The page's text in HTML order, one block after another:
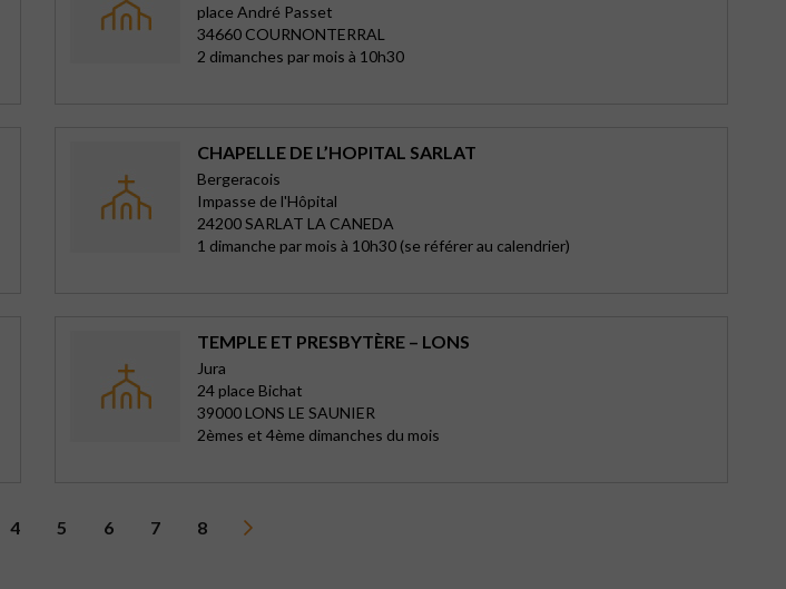
place André Passet
34660 COURNONTERRAL
2 dimanches par mois à 10h30
CHAPELLE DE L’HOPITAL SARLAT
Bergeracois
Impasse de l'Hôpital
24200 SARLAT LA CANEDA
1 dimanche par mois à 10h30 (se référer au calendrier)
TEMPLE ET PRESBYTÈRE – LONS
Jura
24 place Bichat
39000 LONS LE SAUNIER
2èmes et 4ème dimanches du mois
4 5 6 7 8